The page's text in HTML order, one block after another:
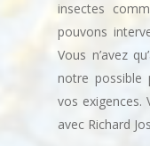
insectes
pouvons
Vous n’avez
notre possible
vos exigences.
avec Richard